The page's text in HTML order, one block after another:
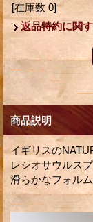
[在庫数 0]
返品特約に関
商品説明
イギリスの
レシオサウルス
滑らかなフォル